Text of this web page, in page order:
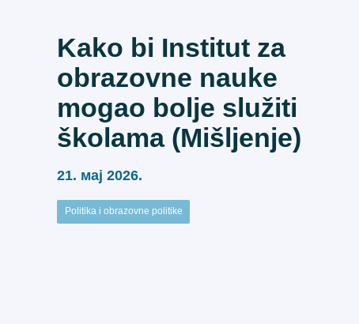
Kako bi Institut za
obrazovne nauke
mogao bolje služiti
školama (Mišljenje)
21. мај 2026.
Politika i obrazovne politike